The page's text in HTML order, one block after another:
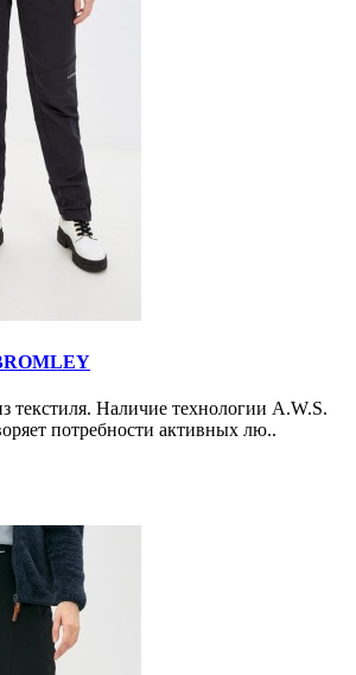
Наличие технологии A.W.S.
потребности активных лю..